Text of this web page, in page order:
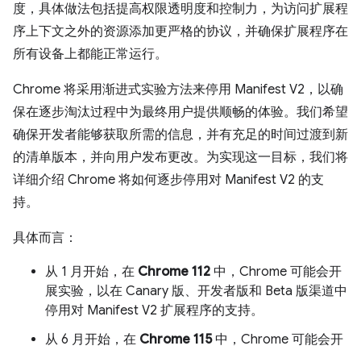
度，具体做法包括提高权限透明度和控制力，为访问扩展程
序上下文之外的资源添加更严格的协议，并确保扩展程序在
所有设备上都能正常运行。
Chrome 将采用渐进式实验方法来停用 Manifest V2，以确
保在逐步淘汰过程中为最终用户提供顺畅的体验。我们希望
确保开发者能够获取所需的信息，并有充足的时间过渡到新
的清单版本，并向用户发布更改。为实现这一目标，我们将
详细介绍 Chrome 将如何逐步停用对 Manifest V2 的支
持。
具体而言：
从 1 月开始，在 Chrome 112 中，Chrome 可能会开
展实验，以在 Canary 版、开发者版和 Beta 版渠道中
停用对 Manifest V2 扩展程序的支持。
从 6 月开始，在 Chrome 115中，Chrome 可能会开